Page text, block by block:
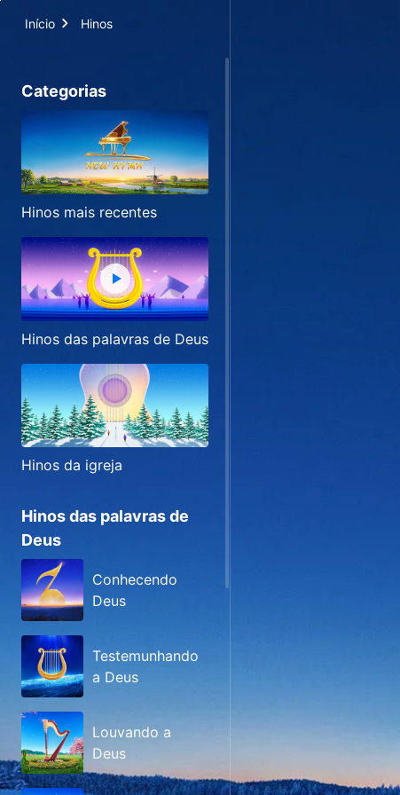
Início Hinos
Categorias
Hinos mais recentes
Hinos das palavras de Deus
Hinos da igreja
Hinos das palavras de
Deus
Conhecendo
Deus
Testemunhando
a Deus
Louvando a
Deus